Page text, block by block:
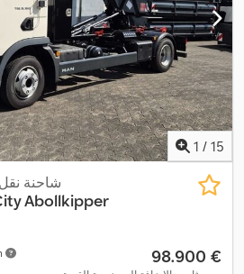
1 / 15
شاحنة
Abollkipper
‏98.900 €